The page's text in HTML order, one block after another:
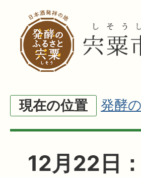
現在の位置 発酵
12月22日